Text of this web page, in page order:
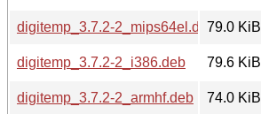
digitemp_3.7.2-2_mips64el.deb79.0 KiB
digitemp_3.7.2-2_i386.deb
79.6 KiB
digitemp_3.7.2-2_armhf.deb
74.0 KiB